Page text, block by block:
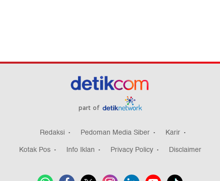
part of
Redaksi Pedoman Media Siber
Karir
Kotak Pos
Info Iklan Privacy Policy Disclaimer